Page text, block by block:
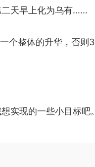
二天早上化为乌有……
个整体的升华，否则
实现的一些小目标吧。